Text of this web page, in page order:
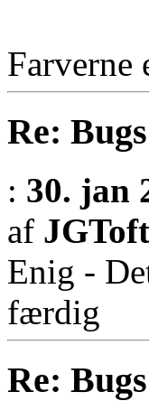
Re: Bugs
: 30. jan
af
Enig -
færdig
Re: Bugs